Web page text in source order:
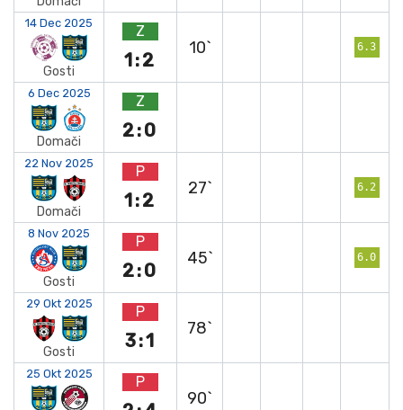
14 Dec 2025
Gosti
Z
1:2
10` 6.3
6 Dec 2025
Domači
Z
2:0
22 Nov 2025
Domači
P
1:2
27` 6.2
8 Nov 2025
Gosti
P
2:0
45` 6.0
29 Okt 2025
Gosti
P
3:1
78`
25 Okt 2025 P
90`